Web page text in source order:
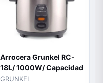
Arrocera Grunkel RC-
18L/ 1000W/ Capacidad
1.8L
GRUNKEL